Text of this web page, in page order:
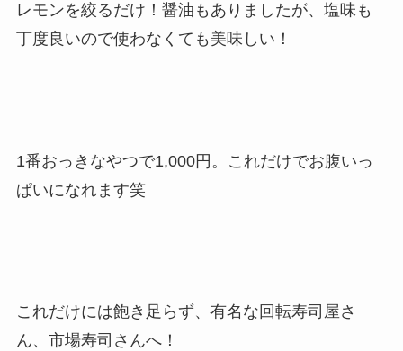
レモンを絞るだけ！醤油もありましたが、塩味も
丁度良いので使わなくても美味しい！
1番おっきなやつで1,000円。これだけでお腹いっ
ぱいになれます笑
これだけには飽き足らず、有名な回転寿司屋さ
ん、市場寿司さんへ！